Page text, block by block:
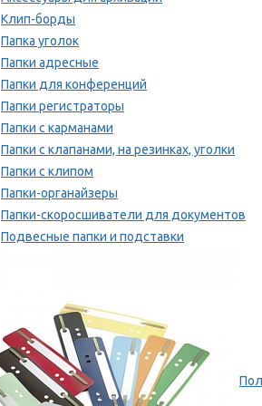
Клип-борды
Папка уголок
Папки адресные
Папки для конференций
Папки регистраторы
Папки с карманами
Папки с клапанами, на резинках, уголки
Папки с клипом
Папки-органайзеры
Папки-скоросшиватели для документов
Подвесные папки и подставки